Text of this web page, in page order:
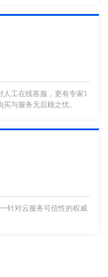
人工在线客服，更有专家1
与服务无后顾之忧。
针对云服务可信性的权威